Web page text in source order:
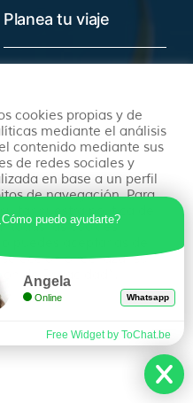
Planea tu viaje
Nuestro Blog
Políticas
Condiciones Generales
Aviso Legal
Política de Privacidad
Política de Cookies
cookies propias y de
mediante el análisis
contenido mediante sus
de redes sociales y
en base a un perfil
de navegación. Para
nuestra política de
todas las cookies
puedes aceptarlas de
o rechazar su
de Privacidad”.
puedo ayudarte?
Angela
Online Whatsapp
Free Widget by ToChat.be